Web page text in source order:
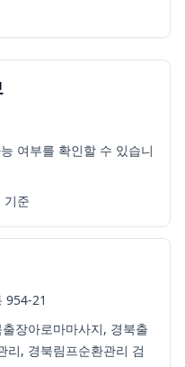
여부를 확인할 수 있습니
기준
954-21
장아로마마사지, 경북출
리, 경북림프순환관리 검